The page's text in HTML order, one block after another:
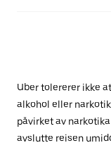
Uber tolererer ikke
alkohol eller
påvirket av
avslutte reisen